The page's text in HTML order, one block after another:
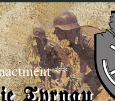
**